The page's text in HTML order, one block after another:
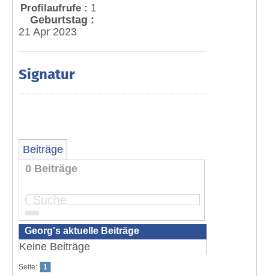
Profilaufrufe : 1
Geburtstag :
21 Apr 2023
Signatur
Beiträge
0 Beiträge
Georg's aktuelle Beiträge
Keine Beiträge
Seite: 1